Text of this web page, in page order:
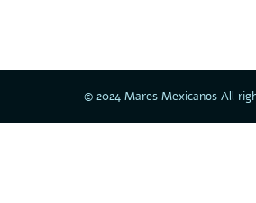
© 2024 Mares Mexicanos All